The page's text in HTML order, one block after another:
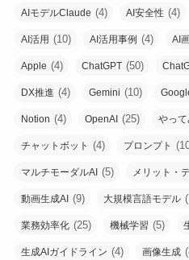
AIモデルClaude (4) AI安全性 (4)
AI活用 (10) AI活用事例 (4) AI
Apple (4) ChatGPT (50)
DX推進 (4) Gemini (10)
Notion (4) OpenAI (25) やって
チャットボット (4) プロンプト
マルチモーダルAI (5) メリット・
動画生成AI (9) 大規模言語モデル
業務効率化 (25) 機械学習 (5)
生成AIガイドライン (4) 画像生成